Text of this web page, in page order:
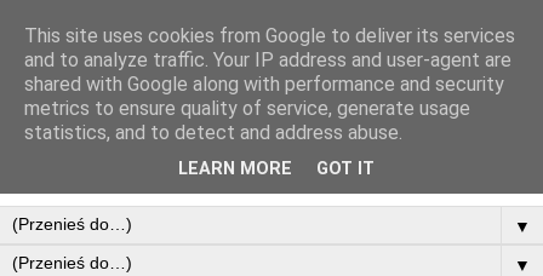
▼
▼
This site uses cookies from Google to deliver its services
and to analyze traffic. Your IP address and user-agent are
shared with Google along with performance and security
metrics to ensure quality of service, generate usage
statistics, and to detect and address abuse.
LEARN MORE GOT IT